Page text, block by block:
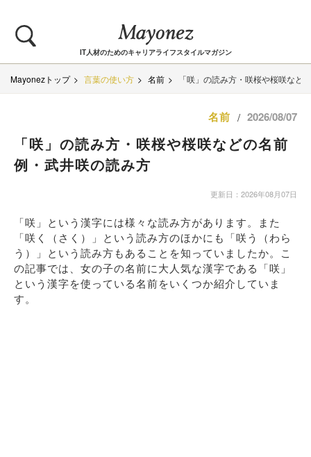
IT人材のためのキャリアライフスタイルマガジン
Mayonezトップ 言葉の使い方 名前 「咲」の読み方・咲桜や桜咲など
名前 / 2026/08/07
「咲」の読み方・咲桜や桜咲などの名前
例・武井咲の読み方
更新日：2026年08月07日
「咲」という漢字には様々な読み方があります。また
「咲く（さく）」という読み方のほかにも「咲う（わら
う）」という読み方もあることを知っていましたか。こ
の記事では、女の子の名前に大人気な漢字である「咲」
という漢字を使っている名前をいくつか紹介していま
す。